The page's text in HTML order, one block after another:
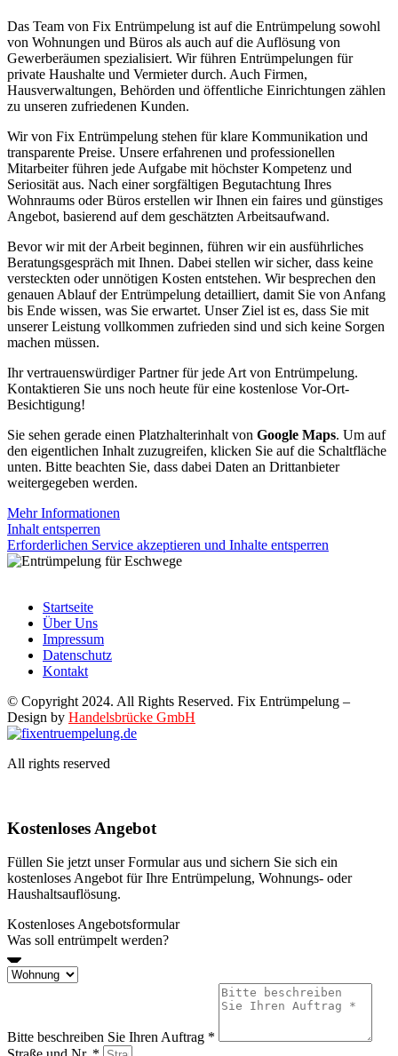
Das Team von Fix Entrümpelung ist auf die Entrümpelung sowohl
von Wohnungen und Büros als auch auf die Auflösung von
Gewerberäumen spezialisiert. Wir führen Entrümpelungen für
private Haushalte und Vermieter durch. Auch Firmen,
Hausverwaltungen, Behörden und öffentliche Einrichtungen zählen
zu unseren zufriedenen Kunden.
Wir von Fix Entrümpelung stehen für klare Kommunikation und
transparente Preise. Unsere erfahrenen und professionellen
Mitarbeiter führen jede Aufgabe mit höchster Kompetenz und
Seriosität aus. Nach einer sorgfältigen Begutachtung Ihres
Wohnraums oder Büros erstellen wir Ihnen ein faires und günstiges
Angebot, basierend auf dem geschätzten Arbeitsaufwand.
Bevor wir mit der Arbeit beginnen, führen wir ein ausführliches
Beratungsgespräch mit Ihnen. Dabei stellen wir sicher, dass keine
versteckten oder unnötigen Kosten entstehen. Wir besprechen den
genauen Ablauf der Entrümpelung detailliert, damit Sie von Anfang
bis Ende wissen, was Sie erwartet. Unser Ziel ist es, dass Sie mit
unserer Leistung vollkommen zufrieden sind und sich keine Sorgen
machen müssen.
Ihr vertrauenswürdiger Partner für jede Art von Entrümpelung.
Kontaktieren Sie uns noch heute für eine kostenlose Vor-Ort-
Besichtigung!
Sie sehen gerade einen Platzhalterinhalt von Google Maps. Um auf
den eigentlichen Inhalt zuzugreifen, klicken Sie auf die Schaltfläche
unten. Bitte beachten Sie, dass dabei Daten an Drittanbieter
weitergegeben werden.
Mehr Informationen
Inhalt entsperren
Erforderlichen Service akzeptieren und Inhalte entsperren
Startseite
Über Uns
Impressum
Datenschutz
Kontakt
© Copyright 2024. All Rights Reserved. Fix Entrümpelung –
Design by Handelsbrücke GmbH
All rights reserved
Kostenloses Angebot
Füllen Sie jetzt unser Formular aus und sichern Sie sich ein
kostenloses Angebot für Ihre Entrümpelung, Wohnungs- oder
Haushaltsauflösung.
Kostenloses Angebotsformular
Was soll entrümpelt werden?
Bitte beschreiben Sie Ihren Auftrag *